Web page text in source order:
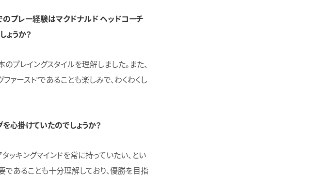
プレー経験はマクドナルド ヘッドコーチ
ょうか？
プレイングスタイルを理解しました。また、
ァースト"であることも楽しみで、わくわくし
心掛けていたのでしょうか？
ッキングマインドを常に持っていたい、とい
であることも十分理解しており、優勝を目指